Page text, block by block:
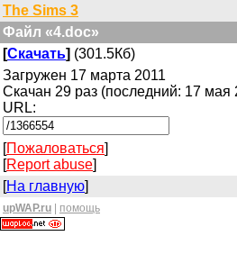
The Sims 3
Файл «4.doc»
[Скачать] (301.5Кб)
Загружен 17 марта 2011
Скачан 29 раз (последний: 17 мая
URL:
[Пожаловаться]
[Report abuse]
[На главную]
upWAP.ru помощь